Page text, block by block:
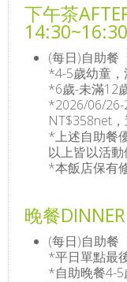
下午茶
14:30~16:30
(每日)自助餐
*4-5歲幼童，
*6歲-未滿12
*2026/06/26-
NT$358net，
*上述自助餐
以上皆以活動
*本飯店保有
晚餐
(每日)自助餐
*平日單點最
*自助晚餐4-5